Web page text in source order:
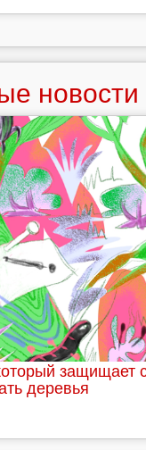
новости
защищает
деревья